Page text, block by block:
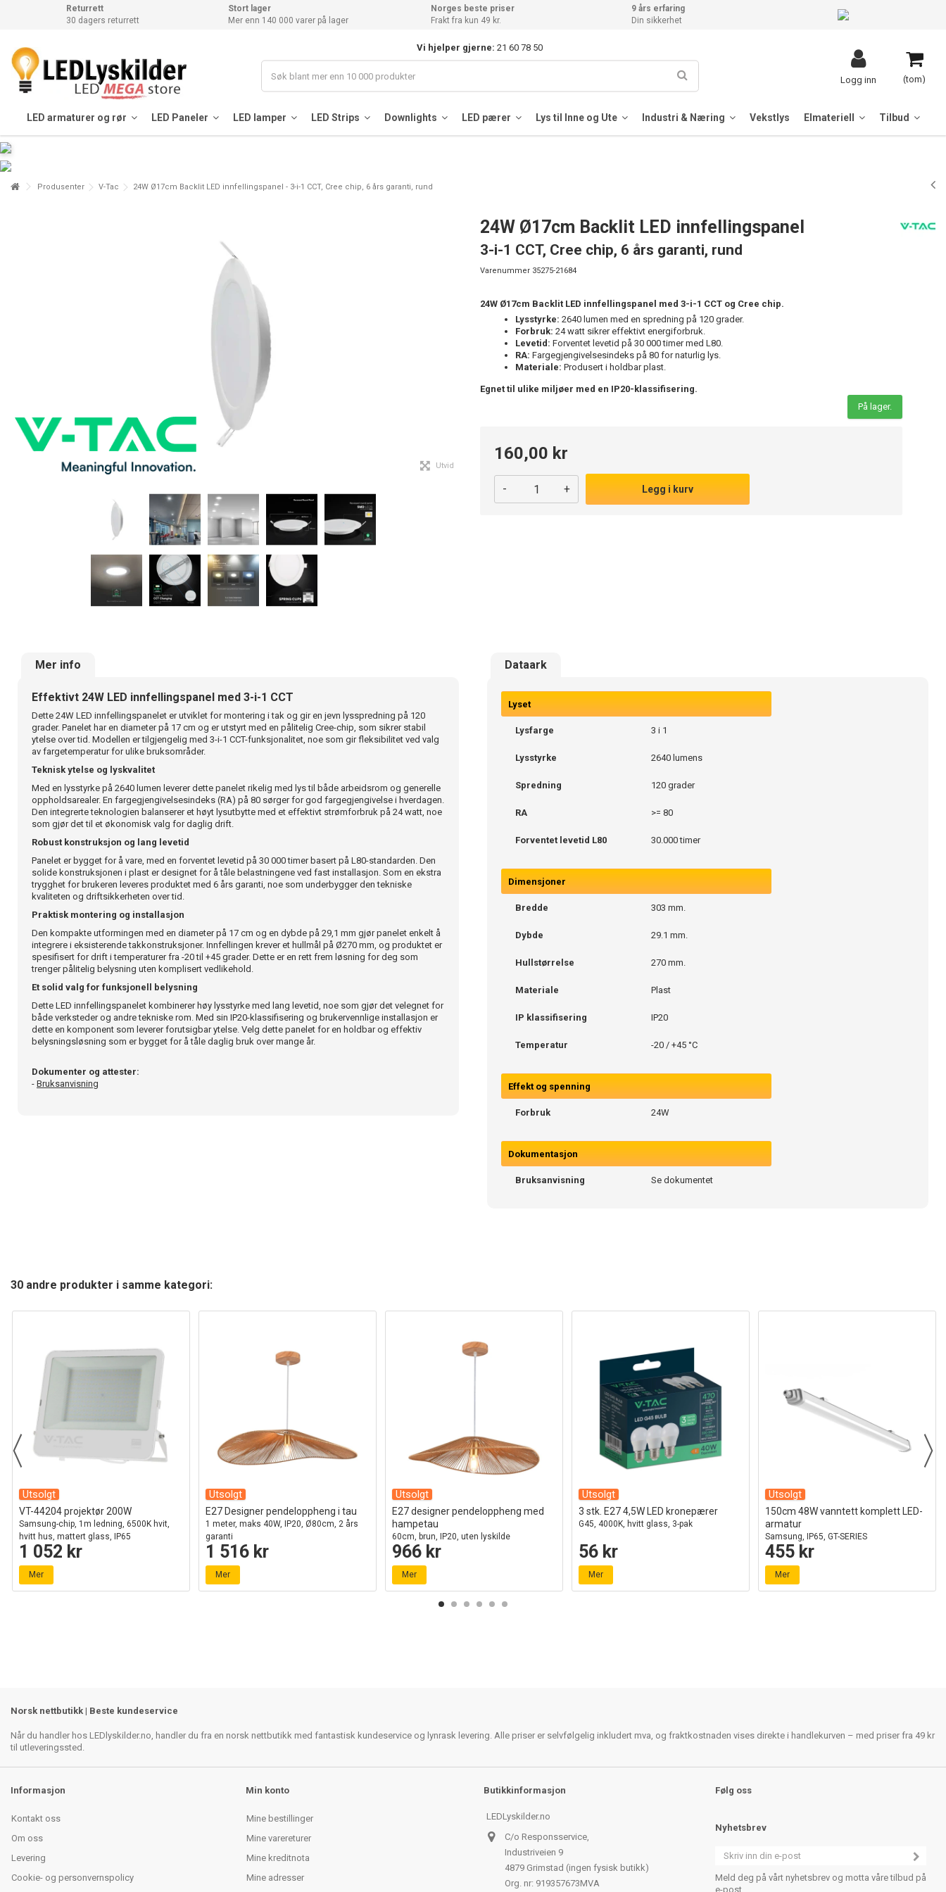
Returrett
30 dagers returrett
Stort lager
Mer enn 140 000 varer på lager
Norges beste priser
Frakt fra kun 49 kr.
9 års erfaring
Din sikkerhet
Vi hjelper gjerne: 21 60 78 50
(tom)
Logg inn
LED armaturer og rør LED Paneler LED lamper LED Strips Downlights LED pærer Lys til Inne og Ute Industri & Næring Vekstlys Elmateriell Tilbud
Produsenter V-Tac 24W Ø17cm Backlit LED innfellingspanel - 3-i-1 CCT, Cree chip, 6 års garanti, rund
Utvid
24W Ø17cm Backlit LED innfellingspanel
3-i-1 CCT, Cree chip, 6 års garanti, rund
Varenummer 35275-21684
24W Ø17cm Backlit LED innfellingspanel med 3-i-1 CCT og Cree chip.
Lysstyrke: 2640 lumen med en spredning på 120 grader.
Forbruk: 24 watt sikrer effektivt energiforbruk.
Levetid: Forventet levetid på 30 000 timer med L80.
RA: Fargegjengivelsesindeks på 80 for naturlig lys.
Materiale: Produsert i holdbar plast.
Egnet til ulike miljøer med en IP20-klassifisering.
På lager.
160,00 kr
- + Legg i kurv
Mer info Dataark
Effektivt 24W LED innfellingspanel med 3-i-1 CCT
Dette 24W LED innfellingspanelet er utviklet for montering i tak og gir en jevn lysspredning på 120
grader. Panelet har en diameter på 17 cm og er utstyrt med en pålitelig Cree-chip, som sikrer stabil
ytelse over tid. Modellen er tilgjengelig med 3-i-1 CCT-funksjonalitet, noe som gir fleksibilitet ved valg
av fargetemperatur for ulike bruksområder.
Teknisk ytelse og lyskvalitet
Med en lysstyrke på 2640 lumen leverer dette panelet rikelig med lys til både arbeidsrom og generelle
oppholdsarealer. En fargegjengivelsesindeks (RA) på 80 sørger for god fargegjengivelse i hverdagen.
Den integrerte teknologien balanserer et høyt lysutbytte med et effektivt strømforbruk på 24 watt, noe
som gjør det til et økonomisk valg for daglig drift.
Robust konstruksjon og lang levetid
Panelet er bygget for å vare, med en forventet levetid på 30 000 timer basert på L80-standarden. Den
solide konstruksjonen i plast er designet for å tåle belastningene ved fast installasjon. Som en ekstra
trygghet for brukeren leveres produktet med 6 års garanti, noe som underbygger den tekniske
kvaliteten og driftsikkerheten over tid.
Praktisk montering og installasjon
Den kompakte utformingen med en diameter på 17 cm og en dybde på 29,1 mm gjør panelet enkelt å
integrere i eksisterende takkonstruksjoner. Innfellingen krever et hullmål på Ø270 mm, og produktet er
spesifisert for drift i temperaturer fra -20 til +45 grader. Dette er en rett frem løsning for deg som
trenger pålitelig belysning uten komplisert vedlikehold.
Et solid valg for funksjonell belysning
Dette LED innfellingspanelet kombinerer høy lysstyrke med lang levetid, noe som gjør det velegnet for
både verksteder og andre tekniske rom. Med sin IP20-klassifisering og brukervennlige installasjon er
dette en komponent som leverer forutsigbar ytelse. Velg dette panelet for en holdbar og effektiv
belysningsløsning som er bygget for å tåle daglig bruk over mange år.
Dokumenter og attester:
- Bruksanvisning
Lyset
Lysfarge 3 i 1
Lysstyrke 2640 lumens
Spredning 120 grader
RA >= 80
Forventet levetid L80 30.000 timer
Dimensjoner
Bredde 303 mm.
Dybde 29.1 mm.
Hullstørrelse 270 mm.
Materiale Plast
IP klassifisering IP20
Temperatur -20 / +45 °C
Effekt og spenning
Forbruk 24W
Dokumentasjon
Bruksanvisning Se dokumentet
30 andre produkter i samme kategori:
Utsolgt
VT-44204 projektør 200W
Samsung-chip, 1m ledning, 6500K hvit,
hvitt hus, mattert glass, IP65
1 052 kr
Mer
Utsolgt
E27 Designer pendeloppheng i tau
1 meter, maks 40W, IP20, Ø80cm, 2 års
garanti
1 516 kr
Mer
Utsolgt
E27 designer pendeloppheng med
hampetau
60cm, brun, IP20, uten lyskilde
966 kr
Mer
Utsolgt
3 stk. E27 4,5W LED kronepærer
G45, 4000K, hvitt glass, 3-pak
56 kr
Mer
Utsolgt
150cm 48W vanntett komplett LED-
armatur
Samsung, IP65, GT-SERIES
455 kr
Mer
Norsk nettbutikk | Beste kundeservice
Når du handler hos LEDlyskilder.no, handler du fra en norsk nettbutikk med fantastisk kundeservice og lynrask levering. Alle priser er selvfølgelig inkludert mva, og fraktkostnaden vises direkte i handlekurven – med priser fra 49 kr
til utleveringssted.
Informasjon
Kontakt oss
Om oss
Levering
Cookie- og personvernspolicy
Min konto
Mine bestillinger
Mine varereturer
Mine kreditnota
Mine adresser
Butikkinformasjon
LEDLyskilder.no
C/o Responsservice,
Industriveien 9
4879 Grimstad (ingen fysisk butikk)
Org. nr: 919357673MVA
Følg oss
Nyhetsbrev
Meld deg på vårt nyhetsbrev og motta våre tilbud på
e-post.